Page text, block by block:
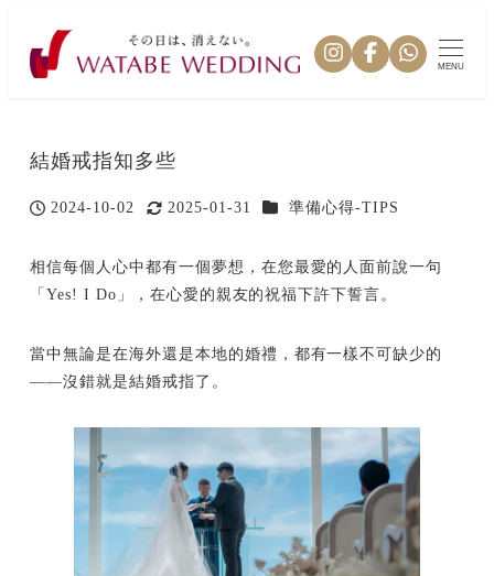
MENU
結婚戒指知多些
投稿日
2024-10-02
更新日
2025-01-31 カテゴリー
準備心得-TIPS
相信每個人心中都有一個夢想，在您最愛的人面前說一句
「Yes! I Do」，在心愛的親友的祝福下許下誓言。
當中無論是在海外還是本地的婚禮，都有一樣不可缺少的
——沒錯就是結婚戒指了。